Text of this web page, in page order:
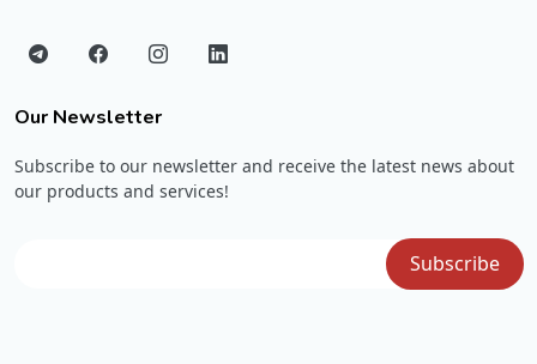
Our Newsletter
Subscribe to our newsletter and receive the latest news about
our products and services!